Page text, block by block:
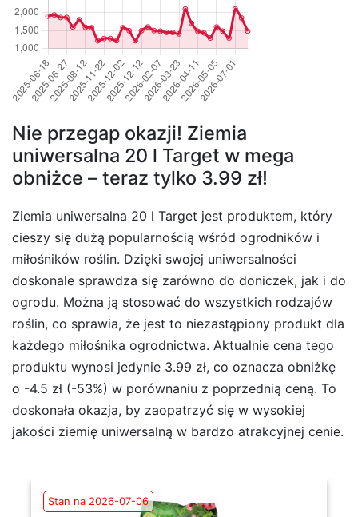
Nie przegap okazji! Ziemia
uniwersalna 20 l Target w mega
obniżce – teraz tylko 3.99 zł!
Ziemia uniwersalna 20 l Target jest produktem, który
cieszy się dużą popularnością wśród ogrodników i
miłośników roślin. Dzięki swojej uniwersalności
doskonale sprawdza się zarówno do doniczek, jak i do
ogrodu. Można ją stosować do wszystkich rodzajów
roślin, co sprawia, że jest to niezastąpiony produkt dla
każdego miłośnika ogrodnictwa. Aktualnie cena tego
produktu wynosi jedynie 3.99 zł, co oznacza obniżkę
o -4.5 zł (-53%) w porównaniu z poprzednią ceną. To
doskonała okazja, by zaopatrzyć się w wysokiej
jakości ziemię uniwersalną w bardzo atrakcyjnej cenie.
Stan na 2026-07-06